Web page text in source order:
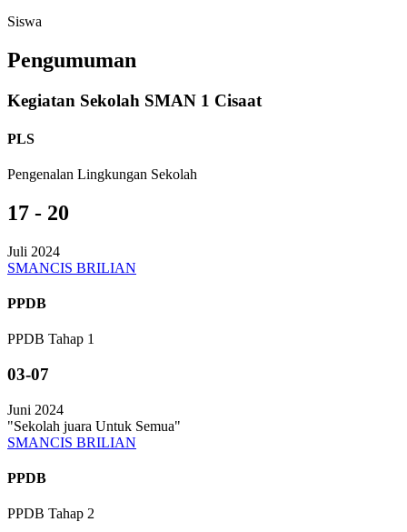
Siswa
Pengumuman
Kegiatan Sekolah SMAN 1 Cisaat
PLS
Pengenalan Lingkungan Sekolah
17 - 20
Juli 2024
SMANCIS BRILIAN
PPDB
PPDB Tahap 1
03-07
Juni 2024
"Sekolah juara Untuk Semua"
SMANCIS BRILIAN
PPDB
PPDB Tahap 2